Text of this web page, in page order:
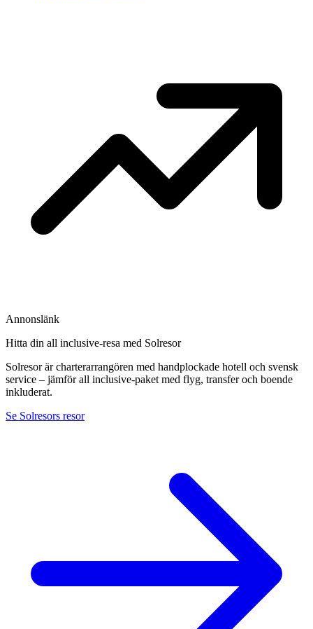
Annonslänk
Hitta din all inclusive-resa med Solresor
Solresor är charterarrangören med handplockade hotell och svensk
service – jämför all inclusive-paket med flyg, transfer och boende
inkluderat.
Se Solresors resor